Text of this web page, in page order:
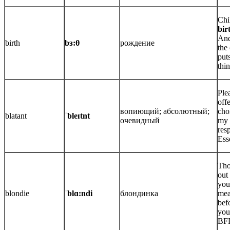
birth bɜ:θ рождение
the
blatant ˈbleɪtnt
вопиющий; абсолютный;
очевидный
my
blondie ˈblɑ:ndi блондинка
out